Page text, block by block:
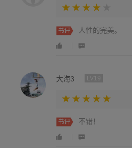
书评 人性的完美。
大海3
书评 不错！